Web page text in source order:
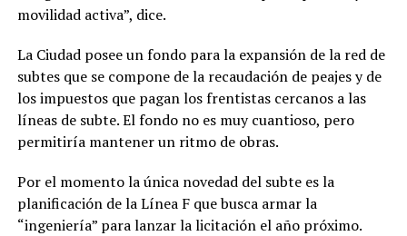
movilidad activa”, dice.
La Ciudad posee un fondo para la expansión de la red de
subtes que se compone de la recaudación de peajes y de
los impuestos que pagan los frentistas cercanos a las
líneas de subte. El fondo no es muy cuantioso, pero
permitiría mantener un ritmo de obras.
Por el momento la única novedad del subte es la
planificación de la Línea F que busca armar la
“ingeniería” para lanzar la licitación el año próximo.